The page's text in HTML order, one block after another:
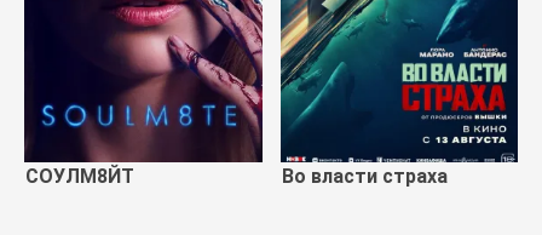
СОУЛМ8ЙТ Во власти страха